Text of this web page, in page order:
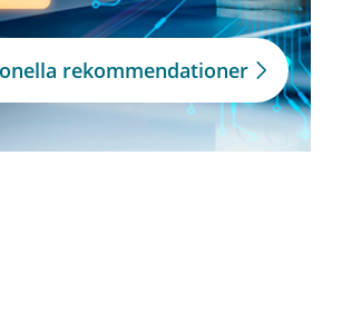
rekommendationer